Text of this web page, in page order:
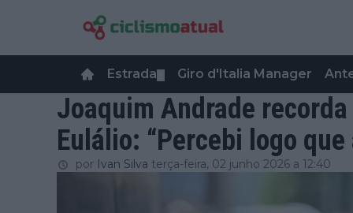
Estrada Giro d'Italia Manager
Joaquim Andrade
Eulálio: “Percebi logo
por Ivan Silva terça-feira, 02 junho 2026 a 12:40